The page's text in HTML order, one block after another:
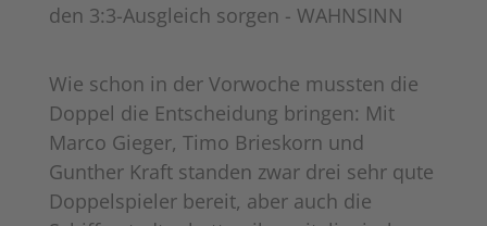
den 3:3-Ausgleich sorgen - WAHNSINN
Wie schon in der Vorwoche mussten die
Doppel die Entscheidung bringen: Mit
Marco Gieger, Timo Brieskorn und
Gunther Kraft standen zwar drei sehr qute
Doppelspieler bereit, aber auch die